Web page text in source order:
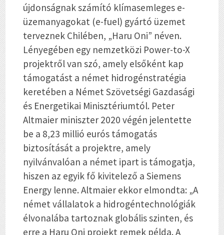
újdonságnak számító klímasemleges e-
üzemanyagokat (e-fuel) gyártó üzemet
terveznek Chilében, „Haru Oni” néven.
Lényegében egy nemzetközi Power-to-X
projektről van szó, amely elsőként kap
támogatást a német hidrogénstratégia
keretében a Német Szövetségi Gazdasági
és Energetikai Minisztériumtól. Peter
Altmaier miniszter 2020 végén jelentette
be a 8,23 millió eurós támogatás
biztosítását a projektre, amely
nyilvánvalóan a német ipart is támogatja,
hiszen az egyik fő kivitelező a Siemens
Energy lenne. Altmaier ekkor elmondta: „A
német vállalatok a hidrogéntechnológiák
élvonalába tartoznak globális szinten, és
erre a Haru Oni projekt remek példa. A